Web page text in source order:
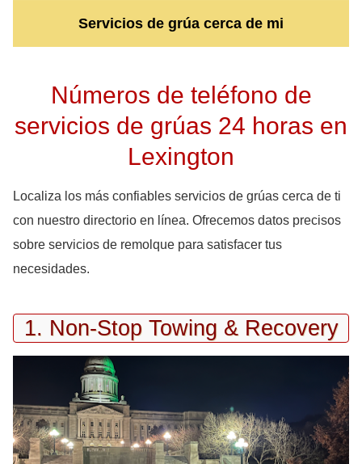
Servicios de grúa cerca de mi
Números de teléfono de
servicios de grúas 24 horas en
Lexington
Localiza los más confiables servicios de grúas cerca de ti
con nuestro directorio en línea. Ofrecemos datos precisos
sobre servicios de remolque para satisfacer tus
necesidades.
1. Non-Stop Towing & Recovery